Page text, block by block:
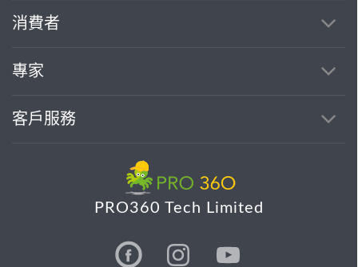
消費者
專家
客戶服務
PRO360 Tech Limited